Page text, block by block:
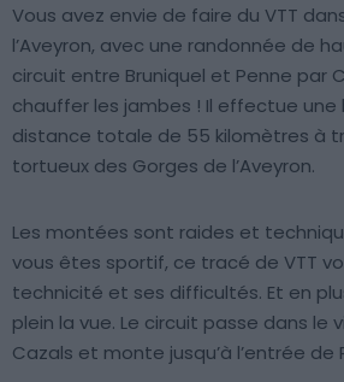
Vous avez envie de faire du VTT
l’Aveyron, avec une randonnée de
circuit entre Bruniquel et Penne par
chauffer les jambes ! Il effectue une
distance totale de 55 kilomètres à
tortueux des Gorges de l’Aveyron.
Les montées sont raides et
vous êtes sportif, ce tracé de VTT
technicité et ses difficultés. Et en
plein la vue. Le circuit passe dans le
Cazals et monte jusqu’à l’entrée de